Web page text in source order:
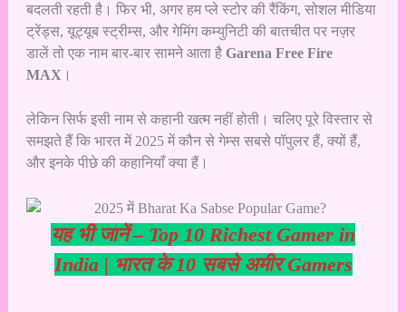
बदलती रहती है। फिर भी, अगर हम प्ले स्टोर की रैंकिंग, सोशल मीडिया
ट्रेंड्स, यूट्यूब स्ट्रीम्स, और गेमिंग कम्युनिटी की बातचीत पर नज़र
डालें तो एक नाम बार-बार सामने आता है Garena Free Fire
MAX ।
लेकिन सिर्फ इसी नाम से कहानी खत्म नहीं होती। चलिए पूरे विस्तार से
समझते हैं कि भारत में 2025 में कौन से गेम्स सबसे पॉपुलर हैं, क्यों हैं,
और इनके पीछे की कहानियाँ क्या हैं।
यह भी जानें – Top 10 Richest Gamer in
India | भारत के 10 सबसे अमीर Gamers